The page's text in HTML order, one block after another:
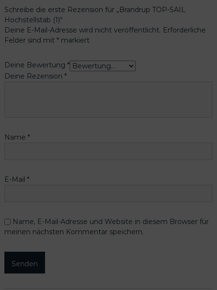
Schreibe die erste Rezension für „Brandrup TOP-SAIL
Hochstellstab (1)“
Deine E-Mail-Adresse wird nicht veröffentlicht. Erforderliche
Felder sind mit *markiert
Deine Bewertung *
Deine Rezension *
Name *
E-Mail *
Name, E-Mail-Adresse und Website in diesem Browser für
meinen nächsten Kommentar speichern.